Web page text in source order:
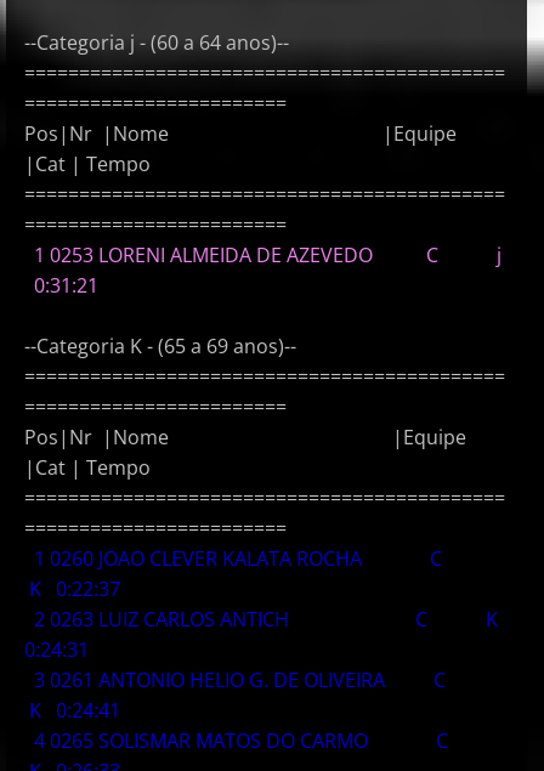
--Categoria j - (60 a 64 anos)--
============================================
========================
Pos|Nr |Nome |Equipe
|Cat | Tempo
============================================
========================
1 0253 LORENI ALMEIDA DE AZEVEDO C j
0:31:21
--Categoria K - (65 a 69 anos)--
============================================
========================
Pos|Nr |Nome |Equipe
|Cat | Tempo
============================================
========================
1 0260 JOAO CLEVER KALATA ROCHA C
K 0:22:37
2 0263 LUIZ CARLOS ANTICH C K
0:24:31
3 0261 ANTONIO HELIO G. DE OLIVEIRA C
K 0:24:41
4 0265 SOLISMAR MATOS DO CARMO C